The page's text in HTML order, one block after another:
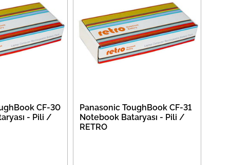
CF-30
- Pili /
Panasonic ToughBook CF-31
Notebook Bataryası - Pili /
RETRO